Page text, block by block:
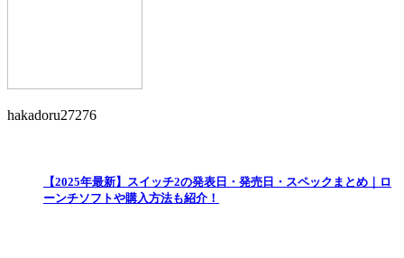
hakadoru27276
【2025年最新】スイッチ2の発表日・発売日・スペックまとめ｜ロ
ーンチソフトや購入方法も紹介！